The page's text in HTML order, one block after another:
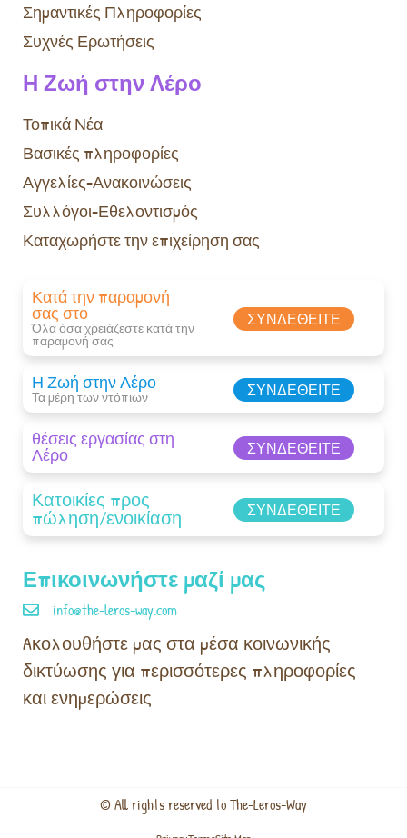
Επικοινωνήστε μαζί μας
info@the-leros-way.com
Aκολουθήστε μας στα μέσα κοινωνικής
δικτύωσης για περισσότερες πληροφορίες
και ενημερώσεις
Σημαντικές Πληροφορίες
Συχνές Ερωτήσεις
Η Ζωή στην Λέρο
Τοπικά Νέα
Βασικές πληροφορίες
Αγγελίες-Ανακοινώσεις
Συλλόγοι-Εθελοντισμός
Καταχωρήστε την επιχείρηση σας
Κατά την παραμονή
σας στο
Όλα όσα χρειάζεστε κατά την
παραμονή σας​
ΣΥΝΔΕΘΕΊΤΕ
Η Ζωή στην Λέρο
Τα μέρη των ντόπιων ΣΥΝΔΕΘΕΊΤΕ
θέσεις εργασίας στη
Λέρο ΣΥΝΔΕΘΕΊΤΕ
Κατοικίες προς
πώληση/ενοικίαση ΣΥΝΔΕΘΕΊΤΕ
© All rights reserved to The-Leros-Way